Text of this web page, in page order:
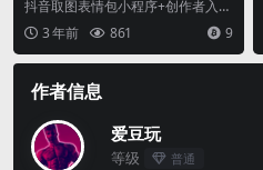
抖音取图表情包小程序+创作者入驻
+流量主 没编译过的go语言文件 ID:
7448...
3 年前 861 9
作者信息
爱豆玩
等级 普通